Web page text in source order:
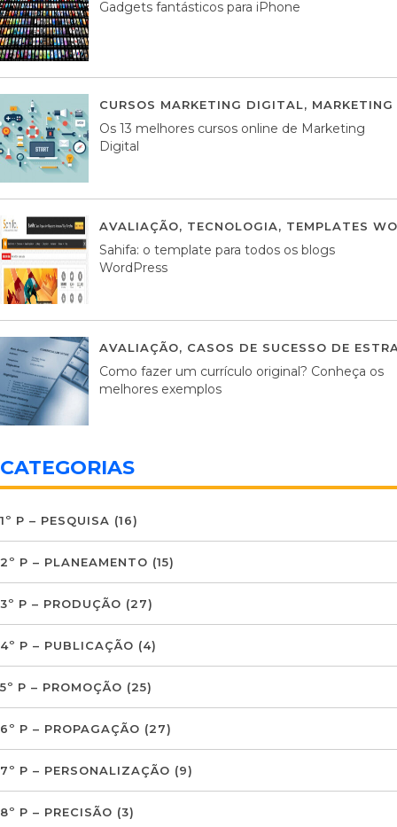
Gadgets fantásticos para iPhone
CURSOS MARKETING DIGITAL,
Os 13 melhores cursos online de Marketing
Digital
AVALIAÇÃO, TECNOLOGIA, TEMPLATES
Sahifa: o template para todos os blogs
WordPress
AVALIAÇÃO, CASOS DE SUCESSO DE
Como fazer um currículo original? Conheça os
melhores exemplos
CATEGORIAS
1º P – PESQUISA (16)
2º P – PLANEAMENTO (15)
3º P – PRODUÇÃO (27)
4º P – PUBLICAÇÃO (4)
5º P – PROMOÇÃO (25)
6º P – PROPAGAÇÃO (27)
7º P – PERSONALIZAÇÃO (9)
8º P – PRECISÃO (3)